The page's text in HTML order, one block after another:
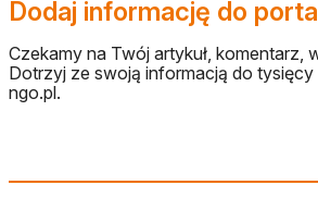
Dodaj informację do
Czekamy na Twój artykuł, komentarz,
Dotrzyj ze swoją informacją do
ngo.pl.